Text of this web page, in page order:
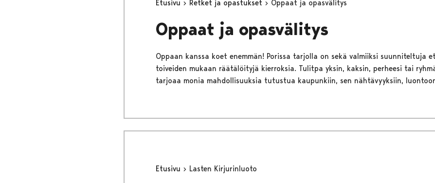
Etusivu Retket ja opastukset Oppaat ja opasvälitys
Oppaat ja opasvälitys
Oppaan kanssa koet enemmän! Porissa tarjolla on sekä valmiiksi suunniteltuja
toiveiden mukaan räätälöityjä kierroksia. Tulitpa yksin, kaksin, perheesi tai
tarjoaa monia mahdollisuuksia tutustua kaupunkiin, sen nähtävyyksiin,
Etusivu Lasten Kirjurinluoto